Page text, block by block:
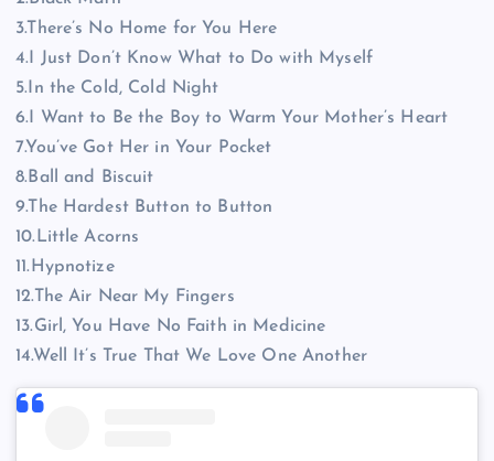
3.There’s No Home for You Here
4.I Just Don’t Know What to Do with Myself
5.In the Cold, Cold Night
6.I Want to Be the Boy to Warm Your Mother’s Heart
7.You’ve Got Her in Your Pocket
8.Ball and Biscuit
9.The Hardest Button to Button
10.Little Acorns
11.Hypnotize
12.The Air Near My Fingers
13.Girl, You Have No Faith in Medicine
14.Well It’s True That We Love One Another